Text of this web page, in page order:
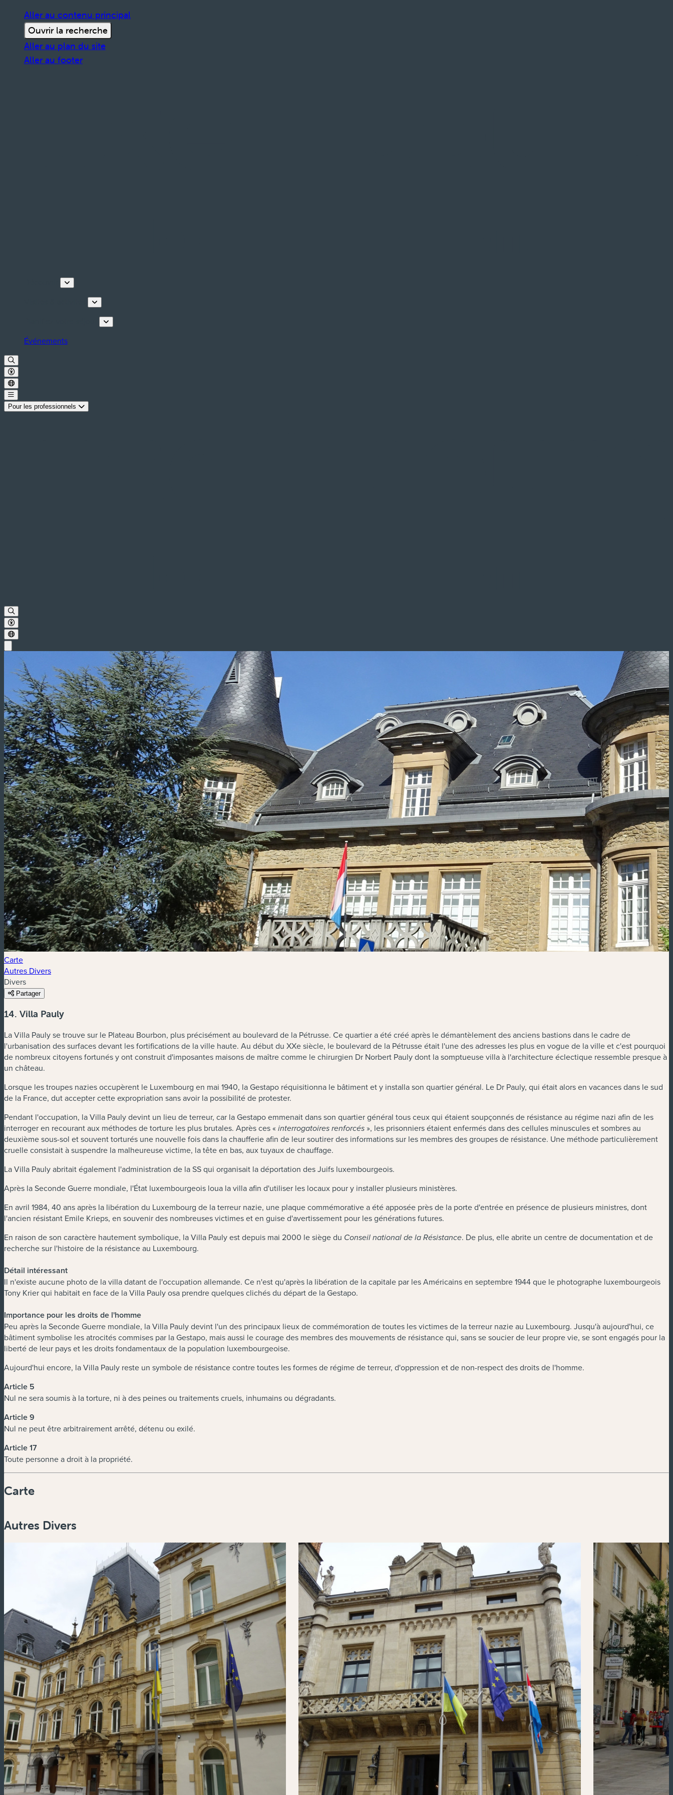
Aller au contenu principal
Ouvrir la recherche
Aller au plan du site
Aller au footer
Événements
Pour les professionnels
Carte
Autres Divers
Divers
Partager
14. Villa Pauly
La Villa Pauly se trouve sur le Plateau Bourbon, plus précisément au boulevard de la Pétrusse. Ce quartier a été créé après le démantèlement des anciens bastions dans le cadre de
l'urbanisation des surfaces devant les fortifications de la ville haute. Au début du XXe siècle, le boulevard de la Pétrusse était l'une des adresses les plus en vogue de la ville et c'est pourquoi
de nombreux citoyens fortunés y ont construit d'imposantes maisons de maître comme le chirurgien Dr Norbert Pauly dont la somptueuse villa à l'architecture éclectique ressemble presque à
un château.
Lorsque les troupes nazies occupèrent le Luxembourg en mai 1940, la Gestapo réquisitionna le bâtiment et y installa son quartier général. Le Dr Pauly, qui était alors en vacances dans le sud
de la France, dut accepter cette expropriation sans avoir la possibilité de protester.
Pendant l'occupation, la Villa Pauly devint un lieu de terreur, car la Gestapo emmenait dans son quartier général tous ceux qui étaient soupçonnés de résistance au régime nazi afin de les
interroger en recourant aux méthodes de torture les plus brutales. Après ces « interrogatoires renforcés », les prisonniers étaient enfermés dans des cellules minuscules et sombres au
deuxième sous-sol et souvent torturés une nouvelle fois dans la chaufferie afin de leur soutirer des informations sur les membres des groupes de résistance. Une méthode particulièrement
cruelle consistait à suspendre la malheureuse victime, la tête en bas, aux tuyaux de chauffage.
La Villa Pauly abritait également l'administration de la SS qui organisait la déportation des Juifs luxembourgeois.
Après la Seconde Guerre mondiale, l'État luxembourgeois loua la villa afin d'utiliser les locaux pour y installer plusieurs ministères.
En avril 1984, 40 ans après la libération du Luxembourg de la terreur nazie, une plaque commémorative a été apposée près de la porte d'entrée en présence de plusieurs ministres, dont
l'ancien résistant Emile Krieps, en souvenir des nombreuses victimes et en guise d'avertissement pour les générations futures.
En raison de son caractère hautement symbolique, la Villa Pauly est depuis mai 2000 le siège du Conseil national de la Résistance. De plus, elle abrite un centre de documentation et de
recherche sur l'histoire de la résistance au Luxembourg.
Détail intéressant
Il n'existe aucune photo de la villa datant de l'occupation allemande. Ce n'est qu'après la libération de la capitale par les Américains en septembre 1944 que le photographe luxembourgeois
Tony Krier qui habitait en face de la Villa Pauly osa prendre quelques clichés du départ de la Gestapo.
Importance pour les droits de l'homme
Peu après la Seconde Guerre mondiale, la Villa Pauly devint l'un des principaux lieux de commémoration de toutes les victimes de la terreur nazie au Luxembourg. Jusqu'à aujourd'hui, ce
bâtiment symbolise les atrocités commises par la Gestapo, mais aussi le courage des membres des mouvements de résistance qui, sans se soucier de leur propre vie, se sont engagés pour la
liberté de leur pays et les droits fondamentaux de la population luxembourgeoise.
Aujourd'hui encore, la Villa Pauly reste un symbole de résistance contre toutes les formes de régime de terreur, d'oppression et de non-respect des droits de l'homme.
Article 5
Nul ne sera soumis à la torture, ni à des peines ou traitements cruels, inhumains ou dégradants.
Article 9
Nul ne peut être arbitrairement arrêté, détenu ou exilé.
Article 17
Toute personne a droit à la propriété.
Carte
Zoom
Autres Divers